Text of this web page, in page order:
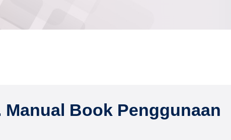
Manual Book Penggunaan